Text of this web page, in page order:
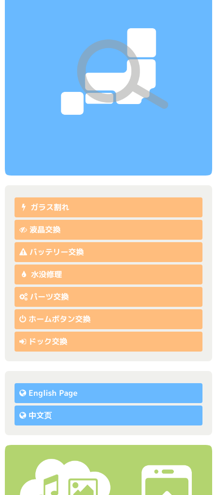
ガラス割れ
液晶交換
バッテリー交換
水没修理
パーツ交換
ホームボタン交換
ドック交換
English Page
中文页